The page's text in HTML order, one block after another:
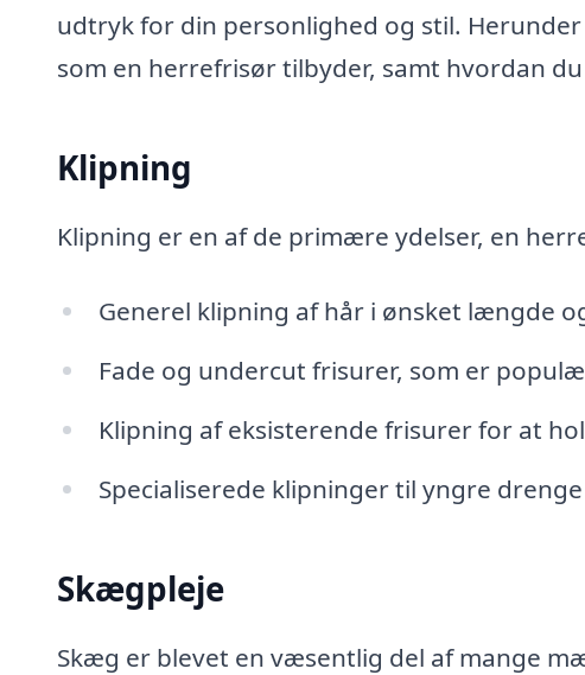
udtryk for din personlighed og stil.
som en herrefrisør tilbyder, samt hvordan
Klipning
Klipning er en af de primære ydelser, en
Generel klipning af hår i ønsket længde
Fade og undercut frisurer, som er
Klipning af eksisterende frisurer for at
Specialiserede klipninger til yngre
Skægpleje
Skæg er blevet en væsentlig del af mange